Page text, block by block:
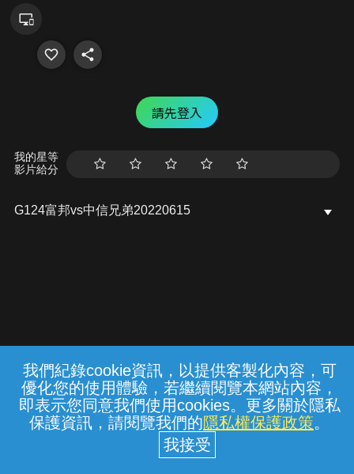
我們紀錄cookie資訊，以提供客製化內容，可
優化您的使用體驗，若繼續閱覽本網站內容，
即表示您同意我們使用cookies。更多關於隱私
保護資訊，請閱覽我們的隱私權保護政策。
請先登入
我的星等
影片給分
G124富邦vs中信兄弟20220615
常見問題 線上客服 服務條款 隱私權保護
中華電信股份有限公司個人家庭分公司
(統一編號：96979949) © 2026
{{notifyMsg}}